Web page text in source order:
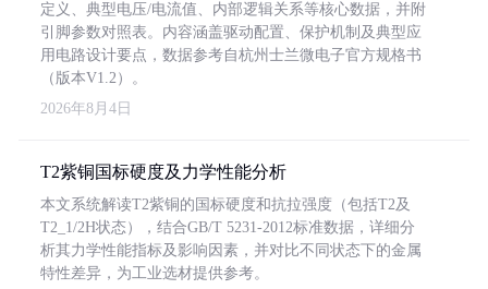
定义、典型电压/电流值、内部逻辑关系等核心数据，并附
引脚参数对照表。内容涵盖驱动配置、保护机制及典型应
用电路设计要点，数据参考自杭州士兰微电子官方规格书
（版本V1.2）。
2026年8月4日
T2紫铜国标硬度及力学性能分析
本文系统解读T2紫铜的国标硬度和抗拉强度（包括T2及
T2_1/2H状态），结合GB/T 5231-2012标准数据，详细分
析其力学性能指标及影响因素，并对比不同状态下的金属
特性差异，为工业选材提供参考。